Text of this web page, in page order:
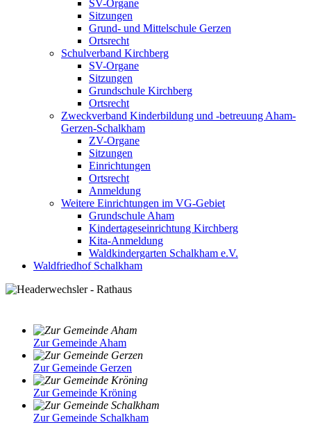
SV-Organe
Sitzungen
Grund- und Mittelschule Gerzen
Ortsrecht
Schulverband Kirchberg
SV-Organe
Sitzungen
Grundschule Kirchberg
Ortsrecht
Zweckverband Kinderbildung und -betreuung Aham-
Gerzen-Schalkham
ZV-Organe
Sitzungen
Einrichtungen
Ortsrecht
Anmeldung
Weitere Einrichtungen im VG-Gebiet
Grundschule Aham
Kindertageseinrichtung Kirchberg
Kita-Anmeldung
Waldkindergarten Schalkham e.V.
Waldfriedhof Schalkham
Zur Gemeinde Aham
Zur Gemeinde Gerzen
Zur Gemeinde Kröning
Zur Gemeinde Schalkham